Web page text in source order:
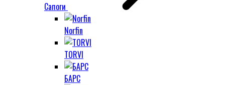
Сапоги
Norfin
TORVI
БАРС